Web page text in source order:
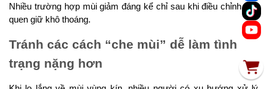
Nhiều trường hợp mùi giảm đáng kể chỉ sau khi điều chỉnh thói
quen giữ khô thoáng.
Tránh các cách “che mùi” dễ làm tình
trạng nặng hơn